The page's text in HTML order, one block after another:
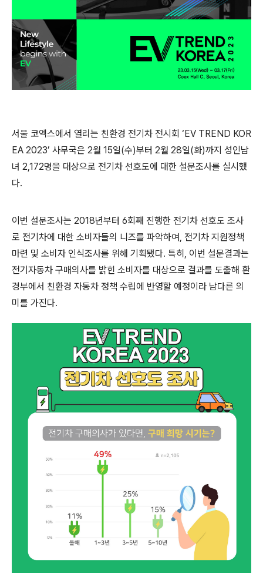
서울 코엑스에서 열리는 친환경 전기차 전시회 ‘EV TREND KOR
EA 2023’ 사무국은 2월 15일(수)부터 2월 28일(화)까지 성인남
녀 2,172명을 대상으로 전기차 선호도에 대한 설문조사를 실시했
다.
이번 설문조사는 2018년부터 6회째 진행한 전기차 선호도 조사
로 전기차에 대한 소비자들의 니즈를 파악하여, 전기차 지원정책
마련 및 소비자 인식조사를 위해 기획됐다. 특히 , 이번 설문결과는
전기자동차 구매의사를 밝힌 소비자를 대상으로 결과를 도출해 환
경부에서 친환경 자동차 정책 수립에 반영할 예정이라 남다른 의
미를 가진다.